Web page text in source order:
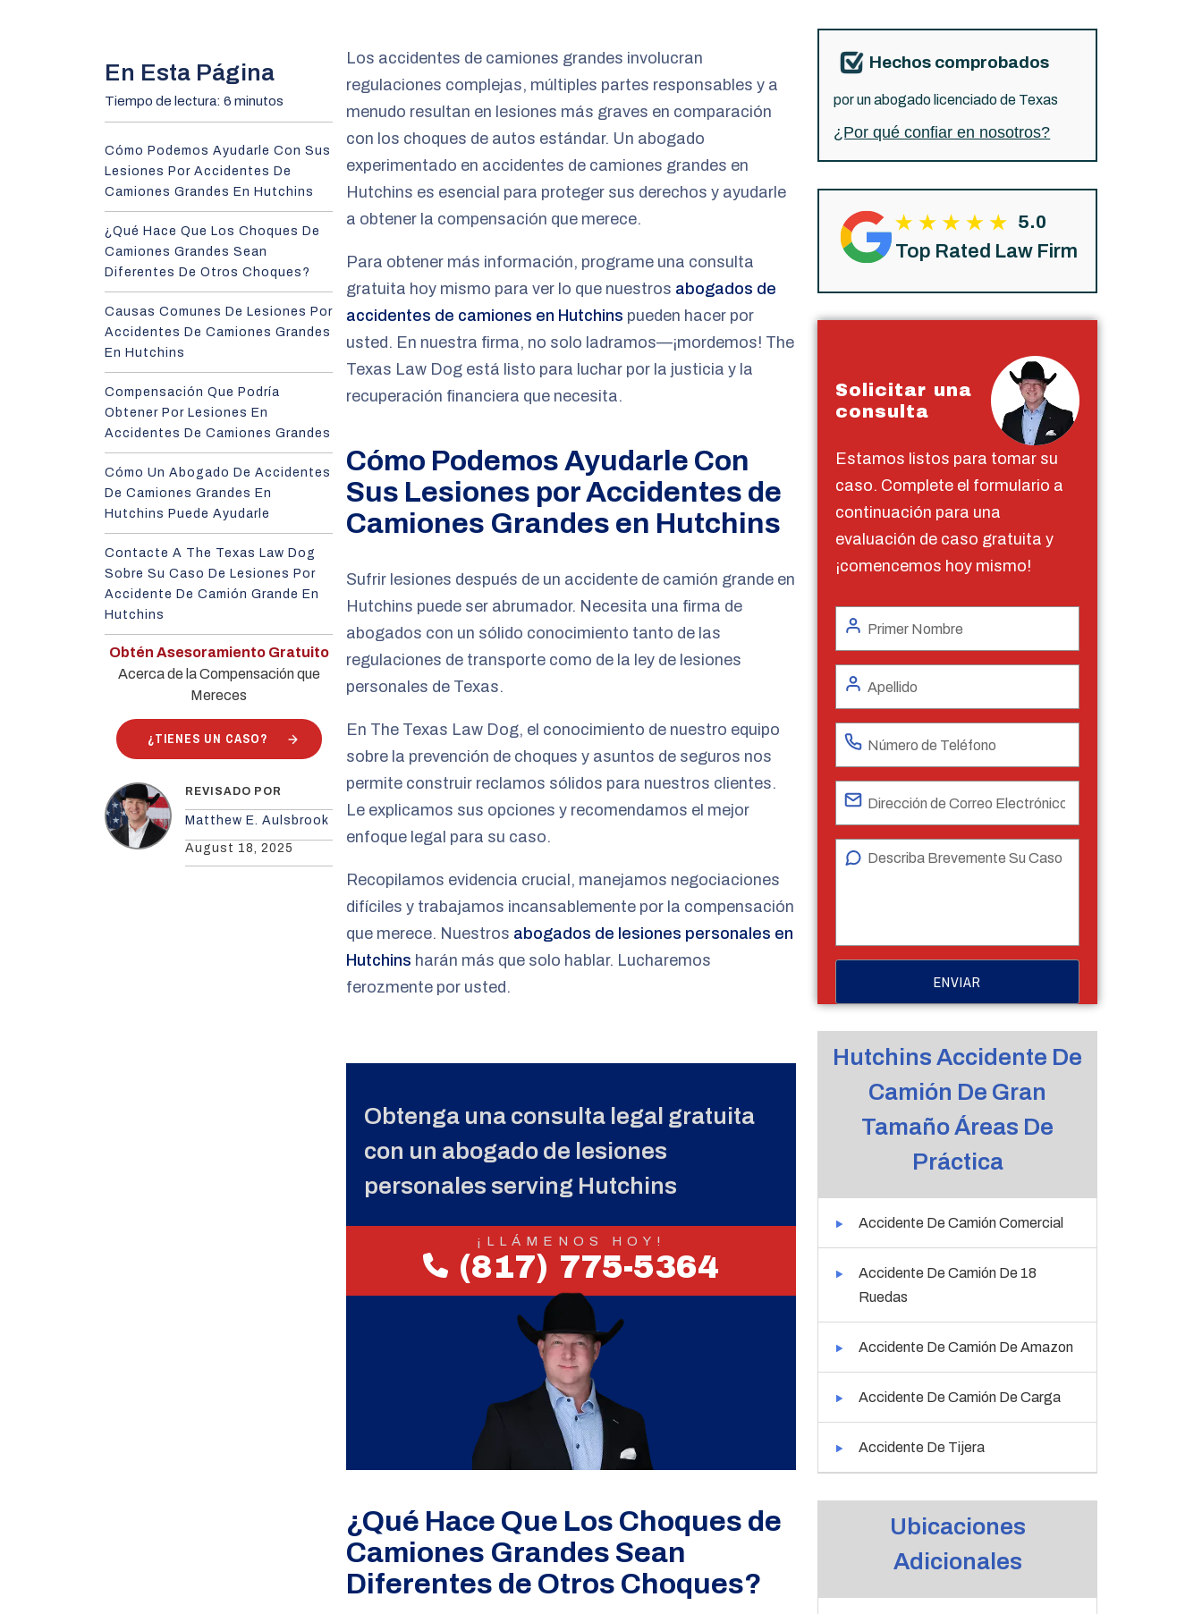
En Esta Página
Tiempo de lectura: 6 minutos
Cómo Podemos Ayudarle Con Sus
Lesiones Por Accidentes De
Camiones Grandes En Hutchins
¿Qué Hace Que Los Choques De
Camiones Grandes Sean
Diferentes De Otros Choques?
Causas Comunes De Lesiones Por
Accidentes De Camiones Grandes
En Hutchins
Compensación Que Podría
Obtener Por Lesiones En
Accidentes De Camiones Grandes
Cómo Un Abogado De Accidentes
De Camiones Grandes En
Hutchins Puede Ayudarle
Contacte A The Texas Law Dog
Sobre Su Caso De Lesiones Por
Accidente De Camión Grande En
Hutchins
Obtén Asesoramiento Gratuito
Acerca de la Compensación que
Mereces
¿TIENES UN CASO?
REVISADO POR
Matthew E. Aulsbrook
August 18, 2025
Los accidentes de camiones grandes involucran
regulaciones complejas, múltiples partes responsables y a
menudo resultan en lesiones más graves en comparación
con los choques de autos estándar. Un abogado
experimentado en accidentes de camiones grandes en
Hutchins es esencial para proteger sus derechos y ayudarle
a obtener la compensación que merece.
Para obtener más información, programe una consulta
gratuita hoy mismo para ver lo que nuestros abogados de
accidentes de camiones en Hutchins pueden hacer por
usted. En nuestra firma, no solo ladramos—¡mordemos! The
Texas Law Dog está listo para luchar por la justicia y la
recuperación financiera que necesita.
Cómo Podemos Ayudarle Con
Sus Lesiones por Accidentes de
Camiones Grandes en Hutchins
Sufrir lesiones después de un accidente de camión grande en
Hutchins puede ser abrumador. Necesita una firma de
abogados con un sólido conocimiento tanto de las
regulaciones de transporte como de la ley de lesiones
personales de Texas.
En The Texas Law Dog, el conocimiento de nuestro equipo
sobre la prevención de choques y asuntos de seguros nos
permite construir reclamos sólidos para nuestros clientes.
Le explicamos sus opciones y recomendamos el mejor
enfoque legal para su caso.
Recopilamos evidencia crucial, manejamos negociaciones
difíciles y trabajamos incansablemente por la compensación
que merece. Nuestros abogados de lesiones personales en
Hutchins harán más que solo hablar. Lucharemos
ferozmente por usted.
Obtenga una consulta legal gratuita
con un abogado de lesiones
personales serving Hutchins
¡LLÁMENOS HOY!
(817) 775-5364
¿Qué Hace Que Los Choques de
Camiones Grandes Sean
Diferentes de Otros Choques?
Hechos comprobados
por un abogado licenciado de Texas
¿Por qué confiar en nosotros?
5.0
Top Rated Law Firm
Solicitar una
consulta
Estamos listos para tomar su
caso. Complete el formulario a
continuación para una
evaluación de caso gratuita y
¡comencemos hoy mismo!
Hutchins Accidente De
Camión De Gran
Tamaño Áreas De
Práctica
Accidente De Camión Comercial
Accidente De Camión De 18
Ruedas
Accidente De Camión De Amazon
Accidente De Camión De Carga
Accidente De Tijera
Ubicaciones
Adicionales